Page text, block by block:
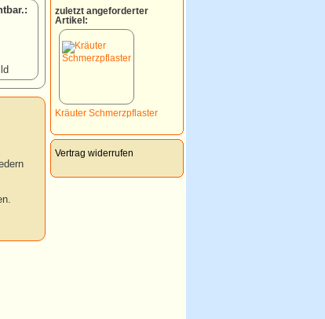
:
zuletzt angeforderter
Artikel:
Kräuter Schmerzpflaster
Vertrag widerrufen